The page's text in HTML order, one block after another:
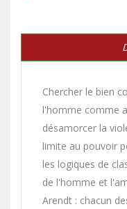
Chercher le bien
l'homme comme
désamorcer la
limite au pouvoir
les logiques de
de l'homme et
Arendt : chacun